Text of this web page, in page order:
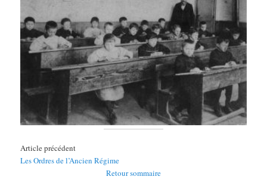
Article précédent
Les Ordres de l’Ancien Régime
Retour sommaire